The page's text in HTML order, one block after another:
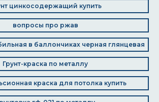
цинкосодержащий купить
вопросы про ржав
в баллончиках черная глянцевая
Грунт-краска по металлу
краска для потолка купить